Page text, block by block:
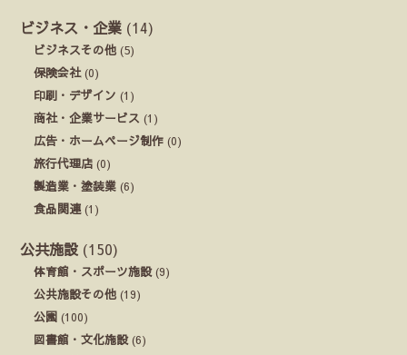
ビジネス・企業 (14)
ビジネスその他 (5)
保険会社(0)
印刷・デザイン (1)
商社・企業サービス (1)
広告・ホームページ制作 (0)
旅行代理店 (0)
製造業・塗装業 (6)
食品関連 (1)
公共施設 (150)
体育館・スポーツ施設(9)
公共施設その他 (19)
公園 (100)
図書館・文化施設(6)